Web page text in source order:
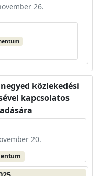
26.
közlekedési
kapcsolatos
20.